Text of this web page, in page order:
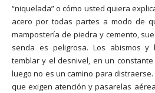
“niquelada” o cómo usted quiera
acero por todas partes a modo de
mampostería de piedra y cemento,
senda es peligrosa. Los abismos
temblar y el desnivel, en un
luego no es un camino para
que exigen atención y pasarelas